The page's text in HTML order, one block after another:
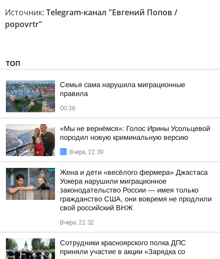
Источник: Telegram-канал "Евгений Попов /
popovrtr"
ТОП
Семья сама нарушила миграционные
правила
00:36
«Мы не вернёмся»: Голос Ирины Усольцевой
породил новую криминальную версию
Вчера, 22:39
Жена и дети «весёлого фермера» Джастаса
Уокера нарушили миграционное
законодательство России — имея только
гражданство США, они вовремя не продлили
свой российский ВНЖ
Вчера, 22:32
Сотрудники красноярского полка ДПС
приняли участие в акции «Зарядка со